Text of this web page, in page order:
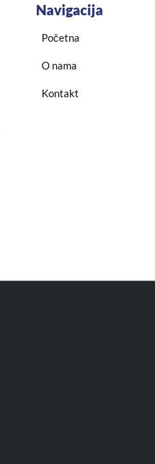
Navigacija
Početna
O nama
Kontakt